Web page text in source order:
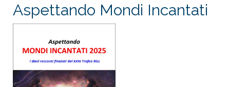
Aspettando Mondi Incantati